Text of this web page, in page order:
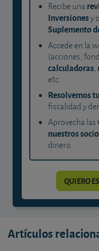
Recibe una
Inversionesy
Suplemento
Accede en la
(acciones,
calculadoras,
etc.
Resolvemos
fiscalidad y
Aprovecha las
nuestros
dinero.
QUIERO
Artículos